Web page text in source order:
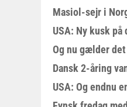
Masiol-sejr i
USA: Ny kusk på
Og nu gælder
Dansk 2-åring
USA: Og endnu